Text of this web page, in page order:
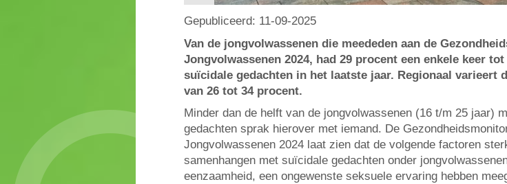
Gepubliceerd: 11-09-2025
Van de jongvolwassenen die meededen aan de
Jongvolwassenen 2024, had 29 procent een enkele keer tot
suïcidale gedachten in het laatste jaar. Regionaal varieert
van 26 tot 34 procent.
Minder dan de helft van de jongvolwassenen (16 t/m 25 jaar)
gedachten sprak hierover met iemand. De
Jongvolwassenen 2024 laat zien dat de volgende factoren
samenhangen met suïcidale gedachten onder
eenzaamheid, een ongewenste seksuele ervaring hebben